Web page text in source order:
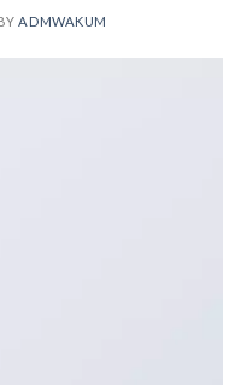
ADMWAKUM